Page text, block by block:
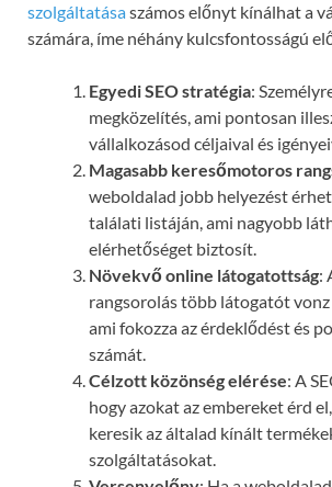
szolgáltatásaszámos előnyt kínálhat a
számára, íme néhány kulcsfontosságú
Egyedi SEO stratégia:
megközelítés, ami pontosan
vállalkozásod céljaival és
Magasabb keresőmotoros
weboldalad jobb helyezést
találati listáján, ami nagyobb
elérhetőséget biztosít.
Növekvő online látogatottság:
rangsorolás több látogatót
ami fokozza az érdeklődést és
számát.
Célzott közönség elérése: A
hogy azokat az embereket érd
keresik az általad kínált
szolgáltatásokat.